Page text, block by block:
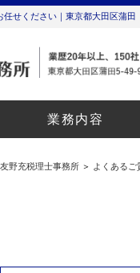
せください｜東京都大田区蒲田
業務内容
友野充税理士事務所 ＞ よくあるご